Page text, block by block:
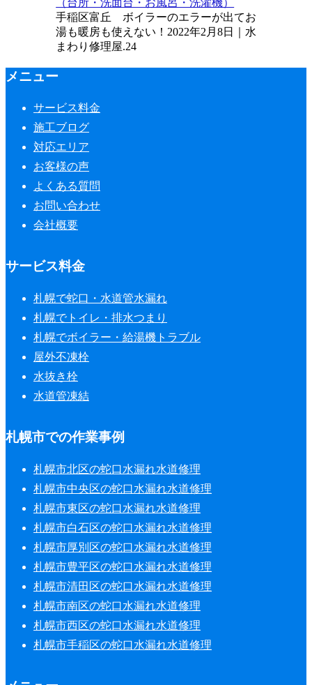
（台所・洗面台・お風呂・洗濯機）
手稲区富丘 ボイラーのエラーが出てお
湯も暖房も使えない！2022年2月8日｜水
まわり修理屋.24
メニュー
サービス料金
施工ブログ
対応エリア
お客様の声
よくある質問
お問い合わせ
会社概要
サービス料金
札幌で蛇口・水道管水漏れ
札幌でトイレ・排水つまり
札幌でボイラー・給湯機トラブル
屋外不凍栓
水抜き栓
水道管凍結
札幌市での作業事例
札幌市北区の蛇口水漏れ水道修理
札幌市中央区の蛇口水漏れ水道修理
札幌市東区の蛇口水漏れ水道修理
札幌市白石区の蛇口水漏れ水道修理
札幌市厚別区の蛇口水漏れ水道修理
札幌市豊平区の蛇口水漏れ水道修理
札幌市清田区の蛇口水漏れ水道修理
札幌市南区の蛇口水漏れ水道修理
札幌市西区の蛇口水漏れ水道修理
札幌市手稲区の蛇口水漏れ水道修理